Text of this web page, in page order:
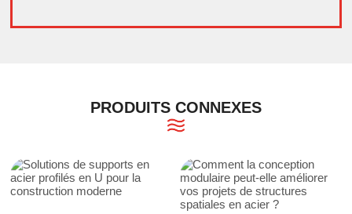
PRODUITS CONNEXES